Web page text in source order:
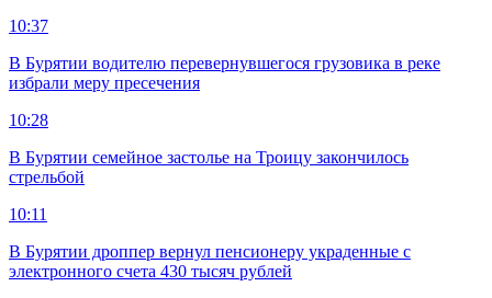
10:37
В Бурятии водителю перевернувшегося грузовика в реке
избрали меру пресечения
10:28
В Бурятии семейное застолье на Троицу закончилось
стрельбой
10:11
В Бурятии дроппер вернул пенсионеру украденные с
электронного счета 430 тысяч рублей